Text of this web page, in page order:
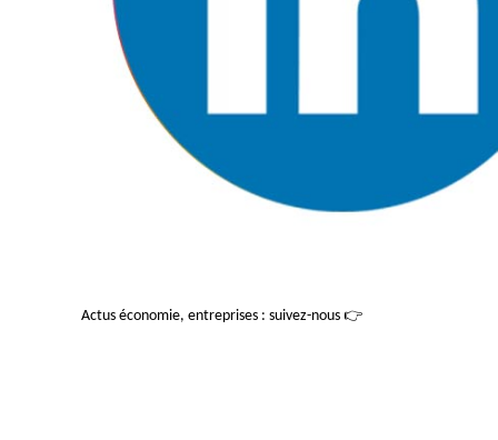
Actus économie, entreprises : suivez-nous 👉